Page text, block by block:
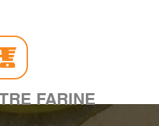
FARINE